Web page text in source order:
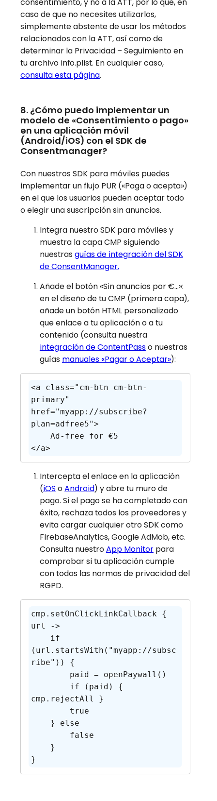
consentimiento, y no a la ATT, por lo que, en
caso de que no necesites utilizarlos,
simplemente abstente de usar los métodos
relacionados con la ATT, así como de
determinar la Privacidad – Seguimiento en
tu archivo info.plist. En cualquier caso,
consulta esta página.
8. ¿Cómo puedo implementar un
modelo de «Consentimiento o pago»
en una aplicación móvil
(Android/iOS) con el SDK de
Consentmanager?
Con nuestros SDK para móviles puedes
implementar un flujo PUR («Paga o acepta»)
en el que los usuarios pueden aceptar todo
o elegir una suscripción sin anuncios.
Integra nuestro SDK para móviles y
muestra la capa CMP siguiendo
nuestrasguías de integración del SDK
de ConsentManager.
Añade el botón «Sin anuncios por €…»:
en el diseño de tu CMP (primera capa),
añade un botón HTML personalizado
que enlace a tu aplicación o a tu
contenido (consulta nuestra
integración de ContentPasso nuestras
guías manuales «Pagar o Aceptar»):
<a class="cm-btn cm-btn-
primary"
href="myapp://subscribe?
plan=adfree5">
Intercepta el enlace en la aplicación
(iOS oAndroid) y abre tu muro de
pago. Si el pago se ha completado con
éxito, rechaza todos los proveedores y
evita cargar cualquier otro SDK como
FirebaseAnalytics, Google AdMob, etc.
Consulta nuestroApp Monitorpara
comprobar si tu aplicación cumple
con todas las normas de privacidad del
RGPD.
cmp.setOnClickLinkCallback {
url ->
(url.startsWith("myapp://subsc
ribe")) {
cmp.rejectAll }
}